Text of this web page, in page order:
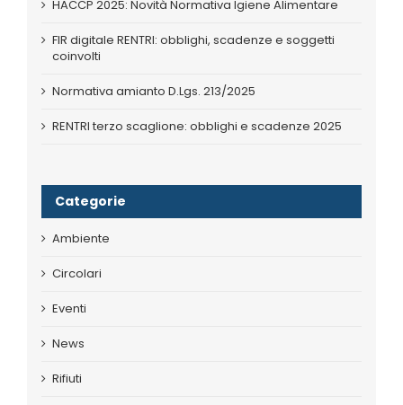
HACCP 2025: Novità Normativa Igiene Alimentare
FIR digitale RENTRI: obblighi, scadenze e soggetti
coinvolti
Normativa amianto D.Lgs. 213/2025
RENTRI terzo scaglione: obblighi e scadenze 2025
Categorie
Ambiente
Circolari
Eventi
News
Rifiuti